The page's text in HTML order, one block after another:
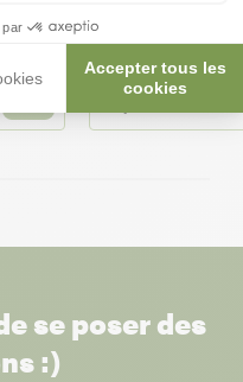
par
Accepter tous les
cookies
poisson
18,00 €
se poser des
:)